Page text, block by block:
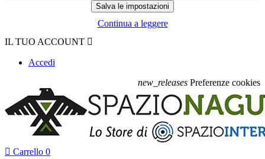
Continua a leggere
IL TUO ACCOUNT 
Accedi
new_releases Preferenze cookies
 Carrello 0